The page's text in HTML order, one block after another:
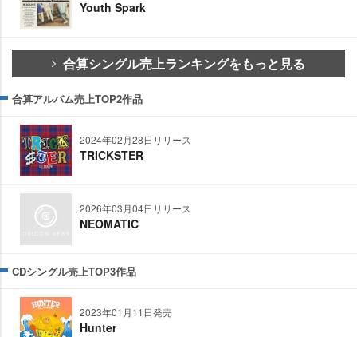
Youth Spark
合算シングル売上ランキングをもっと見る
合算アルバム売上TOP2作品
2024年02月28日リリース
TRICKSTER
2026年03月04日リリース
NEOMATIC
CDシングル売上TOP3作品
2023年01月11日発売
Hunter